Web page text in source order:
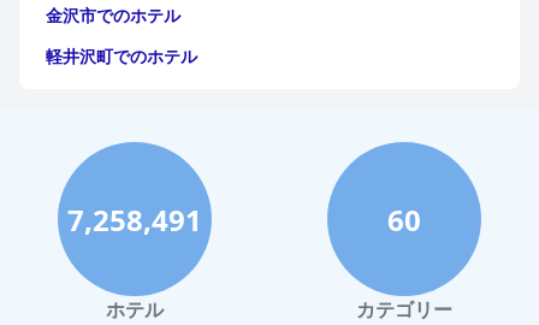
金沢市でのホテル
軽井沢町でのホテル
神戸市でのホテル
宮古島でのホテル
函館市でのホテル
ハワイイでのホテル
鎌倉市でのホテル
7,258,491
ホテル
60
カテゴリー